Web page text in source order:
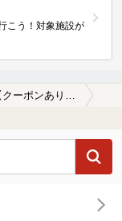
こう！対象施設が